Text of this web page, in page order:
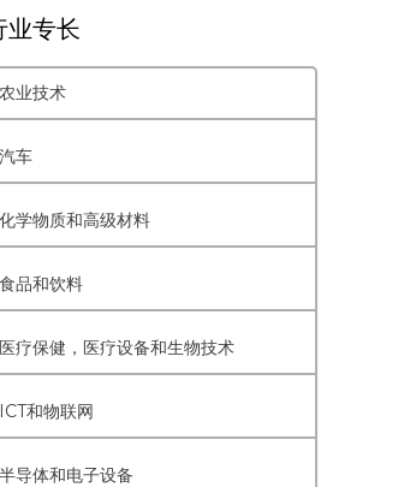
业专长
农业技术
汽车
化学物质和高级材料
食品和饮料
医疗保健，医疗设备和生物技术
ICT和物联网
半导体和电子设备